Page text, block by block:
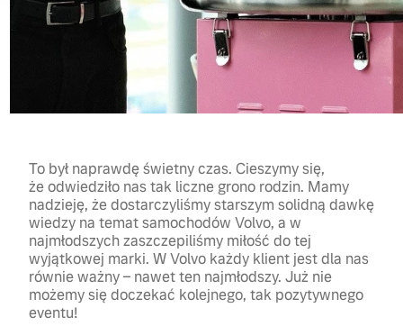
To był naprawdę świetny czas. Cieszymy się,
że odwiedziło nas tak liczne grono rodzin. Mamy
nadzieję, że dostarczyliśmy starszym solidną dawkę
wiedzy na temat samochodów Volvo, a w
najmłodszych zaszczepiliśmy miłość do tej
wyjątkowej marki. W Volvo każdy klient jest dla nas
równie ważny – nawet ten najmłodszy. Już nie
możemy się doczekać kolejnego, tak pozytywnego
eventu!